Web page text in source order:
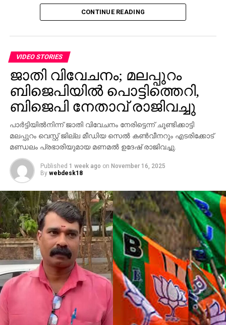
ജീവനക്കാരുമായി സംഘര്‍ഷം ശക്തമായി. പ്രതികളുടെ
സംഘം ആദ്യം ബാറില്‍ നിന്ന് പുറത്തുപോയെങ്കിലും,
ജീവനക്കാര്‍ക്ക് മര്‍ദനമേല്‍ക്കുകയും അക്രമം
ആവര്‍ത്തിച്ച് അഞ്ചുതവണ വരെ തിരിച്ചെത്തി
ആക്രമണം നടത്തിയതായും ബാര്‍ ഉടമ നല്‍കിയ
പരാതിയില്‍ പറയുന്നു. വിദ്യാഭ്യാസ
ആവശ്യങ്ങള്‍ക്കായി എറണാകുളത്ത് എത്തിയവരാണ്
പ്രതികളെന്ന് പൊലീസ് കണ്ടെത്തിയിട്ടുണ്ട്.
സംഭവത്തില്‍ അലീനയുടെ കൈക്ക് പരുക്കേല്‍ക്കുകയും
ചെയ്തു.
CONTINUE READING
VIDEO STORIES
ജാതി വിവേചനം; മലപ്പുറം
ബിജെപിയില്‍ പൊട്ടിത്തെറി,
ബിജെപി നേതാവ് രാജിവച്ചു
പാര്‍ട്ടിയില്‍നിന്ന് ജാതി വിവേചനം നേരിട്ടെന്ന് ചൂണ്ടിക്കാട്ടി
മലപ്പുറം വെസ്റ്റ് ജില്ല മീഡിയ സെല്‍ കണ്‍വീനറും എടരിക്കോട്
മണ്ഡലം പ്രഭാരിയുമായ മണമല്‍ ഉദേഷ് രാജിവച്ചു.
Published 1 week ago on November 16, 2025
By webdesk18